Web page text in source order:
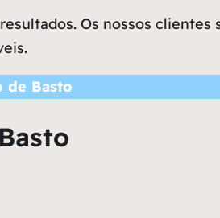
Os nossos clientes
de Basto